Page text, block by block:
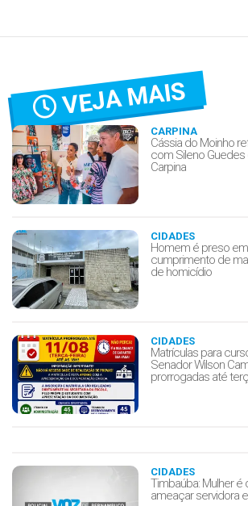
VEJA MAIS
CARPINA
Cássia do Moinho
com Sileno
Carpina
CIDADES
Homem é preso
cumprimento de
de homicídio
CIDADES
Matrículas para
Senador Wilson
prorrogadas até
CIDADES
Timbaúba: Mulher
ameaçar servidora